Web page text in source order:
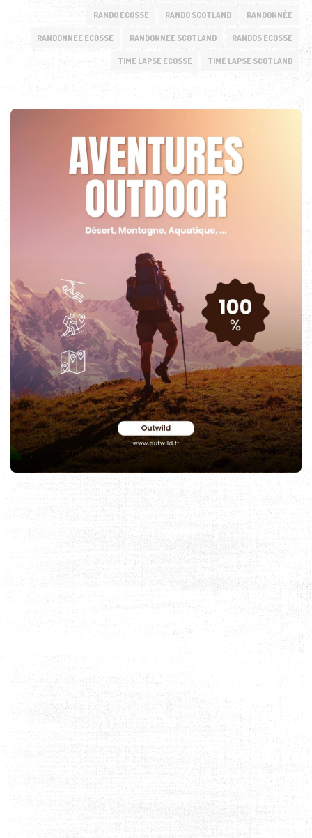
RANDO ECOSSE RANDO SCOTLAND RANDONNÉE
RANDONNEE ECOSSE RANDONNEE SCOTLAND RANDOS ECOSSE
TIME LAPSE ECOSSE TIME LAPSE SCOTLAND